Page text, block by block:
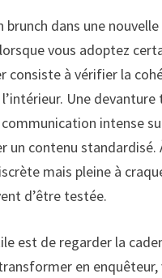
brunch dans une
vous adoptez
consiste à vérifier la
Une devanture
intense
un contenu standardisé.
mais pleine à
d’être testée.
est de regarder la
en enquêteur,